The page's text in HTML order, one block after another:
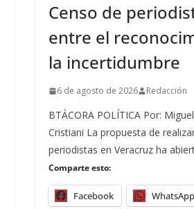
Censo de
entre el
la incertidumbre
6 de agosto de 2026 Redacción
BTÁCORA POLÍTICA Por:
Cristiani La propuesta de
periodistas en Veracruz ha
Comparte esto:
Facebook WhatsApp